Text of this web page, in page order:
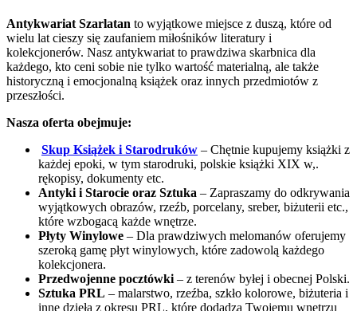
Antykwariat Szarlatan to wyjątkowe miejsce z duszą, które od
wielu lat cieszy się zaufaniem miłośników literatury i
kolekcjonerów. Nasz antykwariat to prawdziwa skarbnica dla
każdego, kto ceni sobie nie tylko wartość materialną, ale także
historyczną i emocjonalną książek oraz innych przedmiotów z
przeszłości.
Nasza oferta obejmuje:
Skup Książek i Starodruków – Chętnie kupujemy książki z
każdej epoki, w tym starodruki, polskie książki XIX w,.
rękopisy, dokumenty etc.
Antyki i Starocie oraz Sztuka – Zapraszamy do odkrywania
wyjątkowych obrazów, rzeźb, porcelany, sreber, biżuterii etc.,
które wzbogacą każde wnętrze.
Płyty Winylowe – Dla prawdziwych melomanów oferujemy
szeroką gamę płyt winylowych, które zadowolą każdego
kolekcjonera.
Przedwojenne pocztówki – z terenów byłej i obecnej Polski.
Sztuka PRL – malarstwo, rzeźba, szkło kolorowe, biżuteria i
inne dzieła z okresu PRL, które dodadzą Twojemu wnętrzu